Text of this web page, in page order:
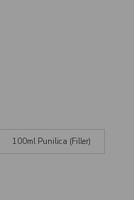
100ml Punilica (Filler)